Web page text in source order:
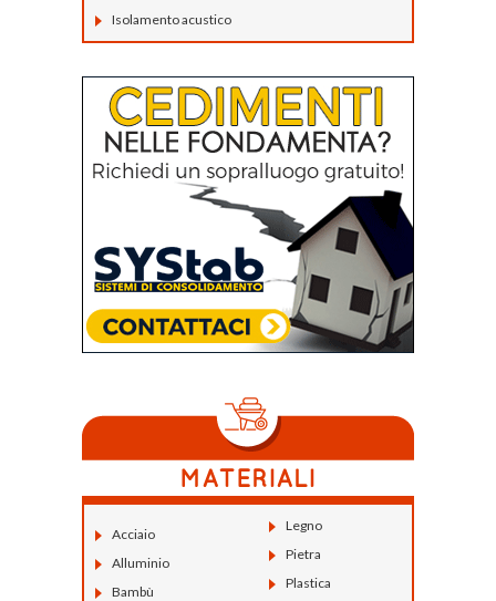
Isolamento acustico
Acciaio
Alluminio
Bambù
Legno
Pietra
Plastica